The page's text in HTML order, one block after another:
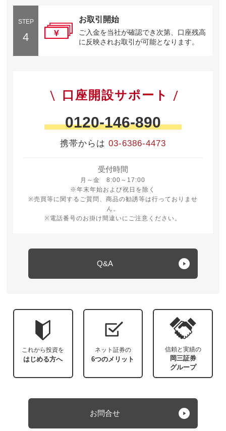
STEP
4
お取引開始
ご入金を当社が確認でき次第、口座残高
に反映されお取引が可能となります。
口座開設サポート
0120-146-890
携帯からは 03-6386-4473
受付時間
月～金 8:00～17:00
月曜日から金曜日 8時から17時
※年末年始および祝日を除く
※売買等に関するご質問、商品の勧誘等は行っておりませ
ん。
※電話番号のお掛け間違いにご注意ください。
Q&A
これから投資を
はじめる方へ
ネット証券の
6つのメリット
信頼と実績の
岡三証券
グループ
お問合せ